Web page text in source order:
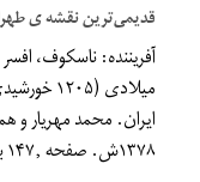
قدیمی‌ترین نقشه ی طهران،
میلادی
ایران. محمد مهریار و
۱۳۷۸ش. صفحه ۱۴۷٫ به نقل از